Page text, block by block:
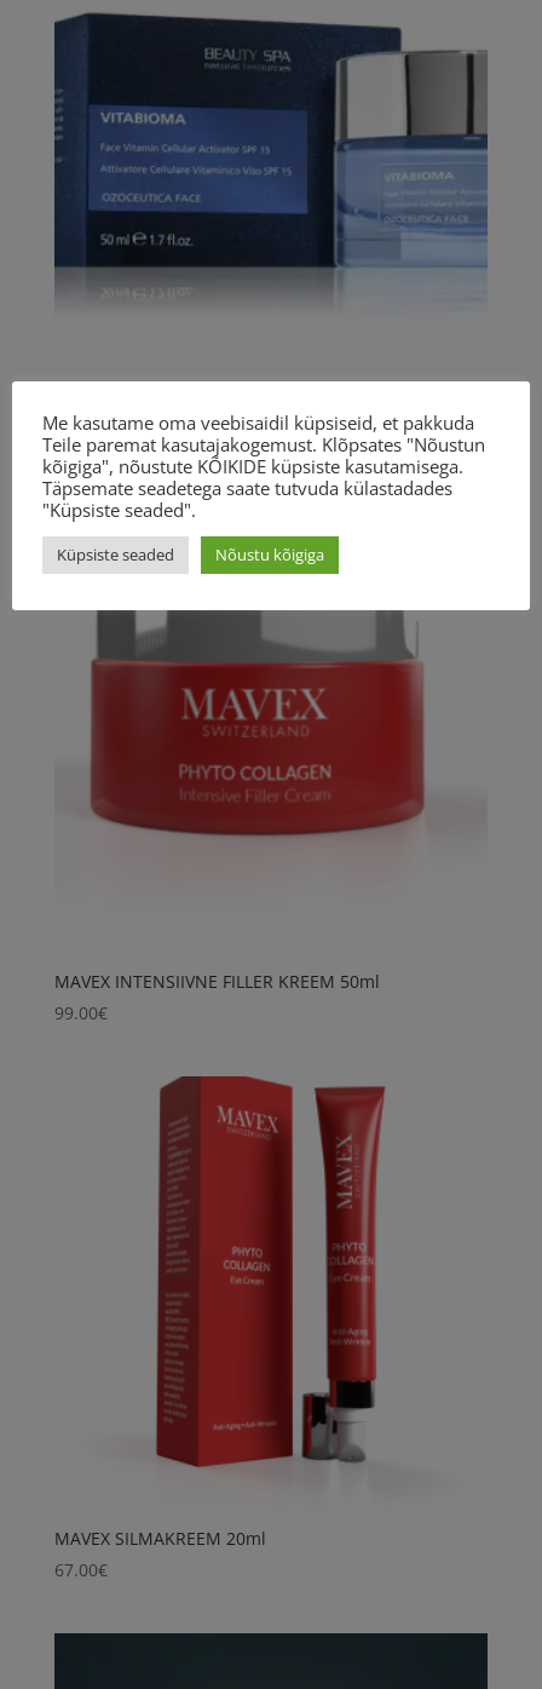
BEAUTY SPA VITABIOMA
82.11€
MAVEX INTENSIIVNE FILLER KREEM 50ml
99.00€
MAVEX SILMAKREEM 20ml
67.00€
Me kasutame oma veebisaidil küpsiseid, et pakkuda
Teile paremat kasutajakogemust. Klõpsates "Nõustun
kõigiga", nõustute KÕIKIDE küpsiste kasutamisega.
Täpsemate seadetega saate tutvuda külastadades
"Küpsiste seaded".
Küpsiste seaded Nõustu kõigiga